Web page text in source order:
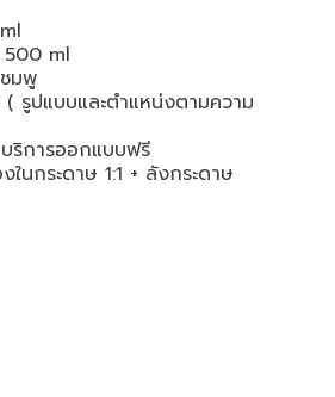
500ml
มพู
รูปแบบและตำแหน่งตามความ
ริการออกแบบฟรี
นกระดาษ 1:1 + ลังกระดาษ